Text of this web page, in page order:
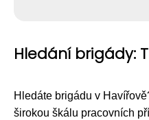
Hledání brigády:
Hledáte brigádu v
širokou škálu pracovních